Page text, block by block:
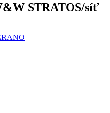
STRATOS/síť